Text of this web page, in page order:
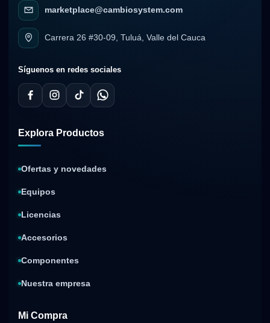
marketplace@cambiosystem.com
Carrera 26 #30-09, Tuluá, Valle del Cauca
Síguenos en redes sociales
Explora Productos
Ofertas y novedades
Equipos
Licencias
Accesorios
Componentes
Nuestra empresa
Mi Compra